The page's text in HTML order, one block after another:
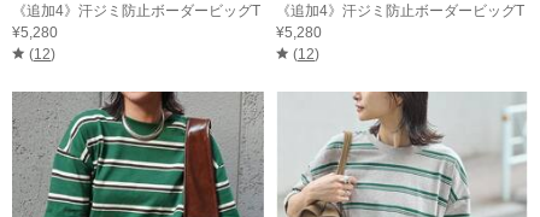
《追加4》汗ジミ防止ボーダービッグT
¥5,280
(12)
《追加4》汗ジミ防止ボーダービッグT
¥5,280
(12)